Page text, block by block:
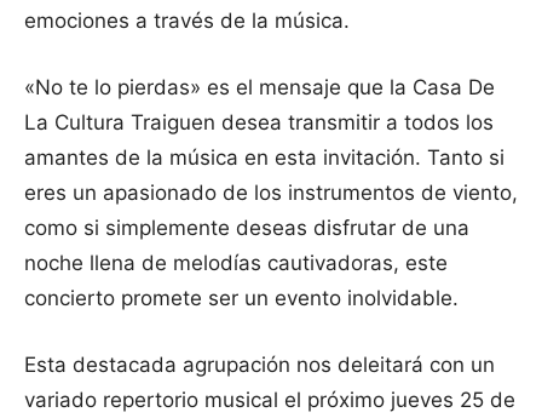
emociones a través de la música.
«No te lo pierdas» es el mensaje que la Casa De
La Cultura Traiguen desea transmitir a todos los
amantes de la música en esta invitación. Tanto si
eres un apasionado de los instrumentos de viento,
como si simplemente deseas disfrutar de una
noche llena de melodías cautivadoras, este
concierto promete ser un evento inolvidable.
Esta destacada agrupación nos deleitará con un
variado repertorio musical el próximo jueves 25 de